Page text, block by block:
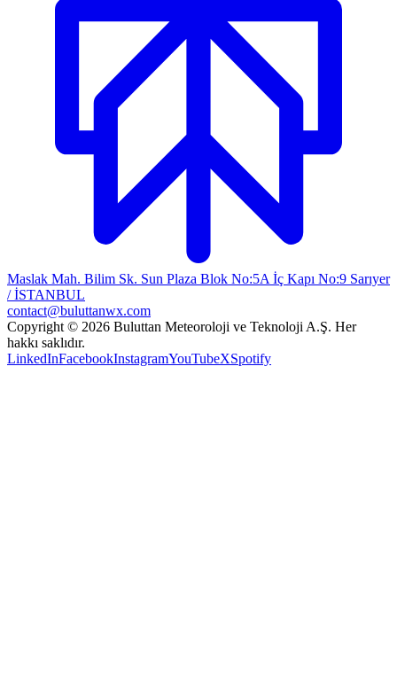
Maslak Mah. Bilim Sk. Sun Plaza Blok No:5A İç Kapı No:9 Sarıyer
/ İSTANBUL
contact@buluttanwx.com
Copyright © 2026 Buluttan Meteoroloji ve Teknoloji A.Ş. Her
hakkı saklıdır.
LinkedInFacebookInstagramYouTubeXSpotify